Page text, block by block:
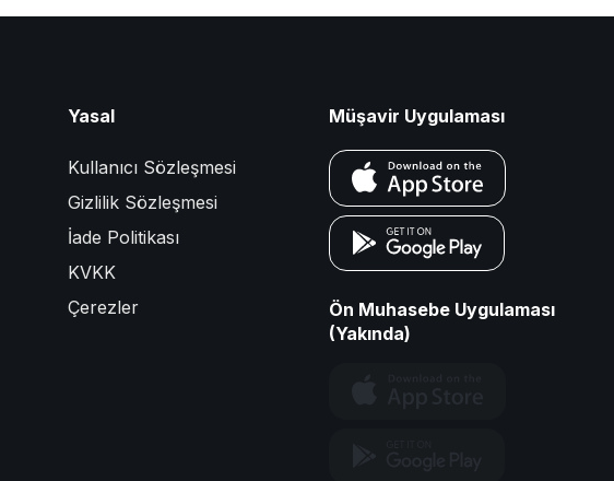
Yasal
Kullanıcı Sözleşmesi
Gizlilik Sözleşmesi
İade Politikası
KVKK
Çerezler
Müşavir Uygulaması
Ön Muhasebe Uygulaması
(Yakında)